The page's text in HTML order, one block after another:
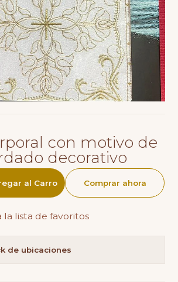
con motivo de
decorativo
al Carro Comprar ahora
la lista de favoritos
de ubicaciones